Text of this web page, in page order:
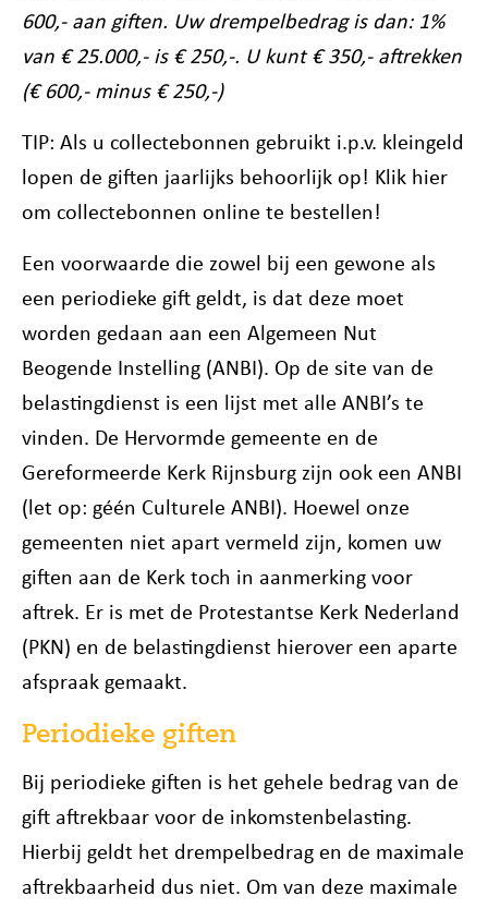
600,- aan giften. Uw drempelbedrag is dan: 1%
van € 25.000,- is € 250,-. U kunt € 350,- aftrekken
(€ 600,- minus € 250,-)
TIP: Als u collectebonnen gebruikt i.p.v. kleingeld
lopen de giften jaarlijks behoorlijk op! Klik hier
om collectebonnen online te bestellen!
Een voorwaarde die zowel bij een gewone als
een periodieke gift geldt, is dat deze moet
worden gedaan aan een Algemeen Nut
Beogende Instelling (ANBI). Op de site van de
belastingdienst is een lijst met alle ANBI’s te
vinden. De Hervormde gemeente en de
Gereformeerde Kerk Rijnsburg zijn ook een ANBI
(let op: géén Culturele ANBI). Hoewel onze
gemeenten niet apart vermeld zijn, komen uw
giften aan de Kerk toch in aanmerking voor
aftrek. Er is met de Protestantse Kerk Nederland
(PKN) en de belastingdienst hierover een aparte
afspraak gemaakt.
Periodieke giften
Bij periodieke giften is het gehele bedrag van de
gift aftrekbaar voor de inkomstenbelasting.
Hierbij geldt het drempelbedrag en de maximale
aftrekbaarheid dus niet. Om van deze maximale